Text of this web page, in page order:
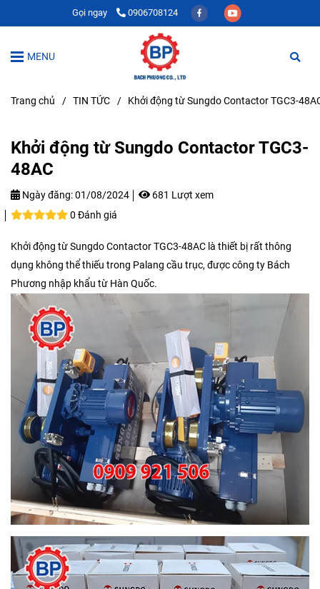
Gọi ngay 0906708124
MENU
Trang chủ / TIN TỨC / Khởi động từ Sungdo Contactor TGC3-
Khởi động từ Sungdo Contactor TGC3-
48AC
Ngày đăng:01/08/2024
681 Lượt xem
0 Đánh giá
Khởi động từ Sungdo Contactor TGC3-48AC là thiết bị rất thông
dụng không thể thiếu trong Palang cầu trục, được công ty Bách
Phương nhập khẩu từ Hàn Quốc.